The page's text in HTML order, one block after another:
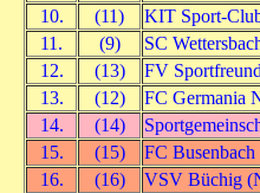
10.
(11)
KIT Sport-
11.
(9)
SC
12.
(13)
FV
13.
(12)
FC Germania
14.
(14)
15.
(15)
FC Busenbach
16.
(16)
VSV Büchig